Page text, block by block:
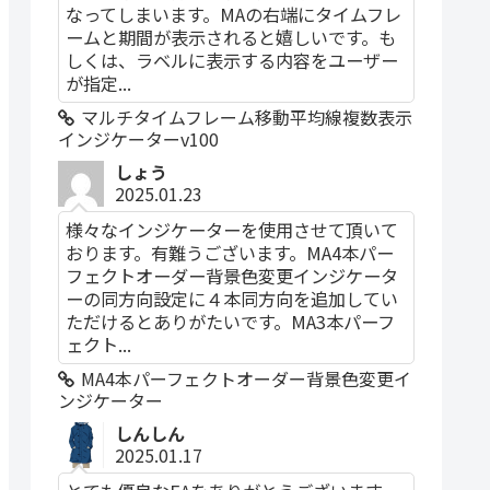
なってしまいます。MAの右端にタイムフレ
ームと期間が表示されると嬉しいです。も
しくは、ラベルに表示する内容をユーザー
が指定...
マルチタイムフレーム移動平均線複数表示
インジケーターv100
しょう
2025.01.23
様々なインジケーターを使用させて頂いて
おります。有難うございます。MA4本パー
フェクトオーダー背景色変更インジケータ
ーの同方向設定に４本同方向を追加してい
ただけるとありがたいです。MA3本パーフ
ェクト...
MA4本パーフェクトオーダー背景色変更イ
ンジケーター
しんしん
2025.01.17